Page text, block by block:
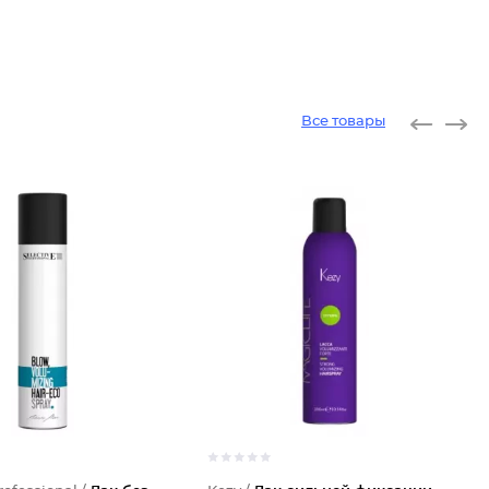
Все товары